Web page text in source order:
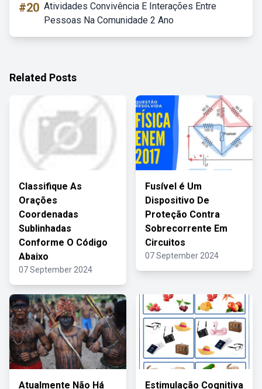
#20 Atividades Convivência E Interações Entre
Pessoas Na Comunidade 2 Ano
Related Posts
Classifique As
Orações
Coordenadas
Sublinhadas
Conforme O Código
Abaixo
07 September 2024
Fusível é Um
Dispositivo De
Proteção Contra
Sobrecorrente Em
Circuitos
07 September 2024
Atualmente Não Há Estimulação Cognitiva